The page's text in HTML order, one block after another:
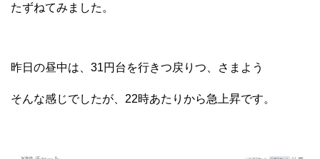
たずねてみました。
昨日の昼中は、31円台を行きつ戻りつ、さまよう
そんな感じでしたが、22時あたりから急上昇です。